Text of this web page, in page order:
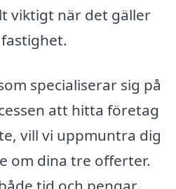
viktigt när det gäller
specialiserar sig på
att hitta företag
vill vi uppmuntra dig
om dina tre offerter.